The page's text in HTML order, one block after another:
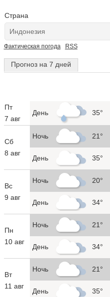
Страна
Фактическая погода RSS
Прогноз на 7 дней
Пт
7 авг
День 35°
Сб
8 авг
Ночь 21°
День 35°
Вс
9 авг
Ночь 20°
День 34°
Пн
10 авг
Ночь 21°
День 34°
Вт
11 авг
Ночь 21°
День 35°